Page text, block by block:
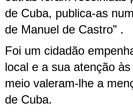
de Cuba, publica-as
de Manuel de Castro” .
Foi um cidadão
local e a sua atenção
meio valeram-lhe a
de Cuba.